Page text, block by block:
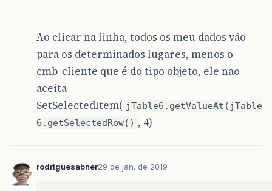
Ao clicar na linha, todos os meu dados vão
para os determinados lugares, menos o
cmb_cliente que é do tipo objeto, ele nao
aceita
SetSelectedItem( jTable6.getValueAt(jTable
6.getSelectedRow() , 4)
rodriguesabner29 de jan. de 2019